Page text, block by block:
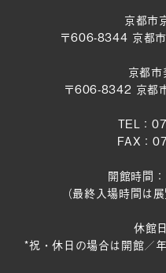
京都市
〒606-8344 京都
京都
〒606-8342 京都
TEL：
FAX：
開館時間
（最終入場時間は
休館
*祝・休日の場合は開館／